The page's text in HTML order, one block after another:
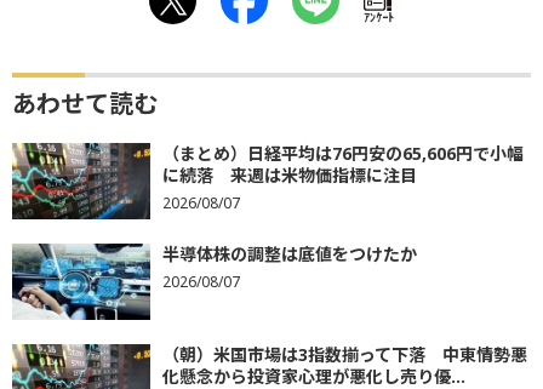
ｱﾝｹｰﾄ
あわせて読む
（まとめ）日経平均は76円安の65,606円で小幅
に続落 来週は米物価指標に注目
2026/08/07
半導体株の調整は底値をつけたか
2026/08/07
（朝）米国市場は3指数揃って下落 中東情勢悪
化懸念から投資家心理が悪化し売り優...